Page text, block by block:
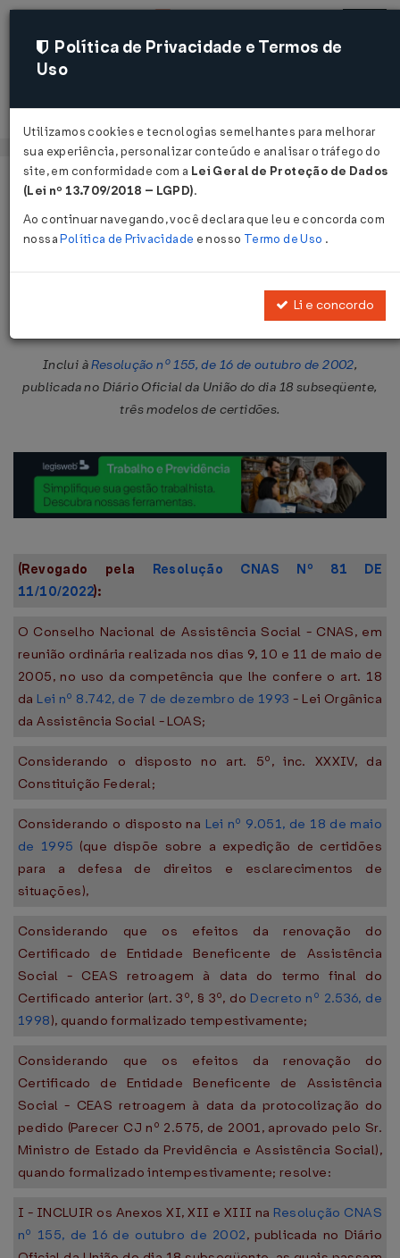
Acessar
Página Inicial Legislações
Resolução CNAS Nº 95 DE
Inclui àResolução nº 155, de 16 de outubro de 2002,
publicada no Diário Oficial da União do dia 18 subseqüente,
três modelos de certidões.
(Revogado pela Resolução CNAS Nº 81 DE
11/10/2022):
O Conselho Nacional de Assistência Social - CNAS, em
reunião ordinária realizada nos dias 9, 10 e 11 de maio de
2005, no uso da competência que lhe confere o art. 18
da Lei nº 8.742, de 7 de dezembro de 1993 - Lei Orgânica
da Assistência Social - LOAS;
Considerando o disposto no art. 5º, inc. XXXIV, da
Constituição Federal;
Considerando o disposto na Lei nº 9.051, de 18 de maio
de 1995 (que dispõe sobre a expedição de certidões
para a defesa de direitos e esclarecimentos de
situações),
Considerando que os efeitos da renovação do
Certificado de Entidade Beneficente de Assistência
Social - CEAS retroagem à data do termo final do
Certificado anterior (art. 3º, § 3º, do Decreto nº 2.536, de
1998), quando formalizado tempestivamente;
Considerando que os efeitos da renovação do
Certificado de Entidade Beneficente de Assistência
Social - CEAS retroagem à data da protocolização do
pedido (Parecer CJ nº 2.575, de 2001, aprovado pelo Sr.
Ministro de Estado da Previdência e Assistência Social),
quando formalizado intempestivamente; resolve:
I - INCLUIR os Anexos XI, XII e XIII na Resolução CNAS
nº 155, de 16 de outubro de 2002, publicada no Diário
Política de Privacidade e Termos de
Uso
Utilizamos cookies e tecnologias semelhantes para melhorar
sua experiência, personalizar conteúdo e analisar o tráfego do
site, em conformidade com a Lei Geral de Proteção de Dados
(Lei nº 13.709/2018 – LGPD).
Ao continuar navegando, você declara que leu e concorda com
nossaPolítica de Privacidade e nosso Termo de Uso .
Li e concordo